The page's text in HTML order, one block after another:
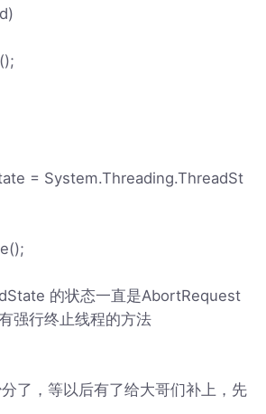
= System.Threading.ThreadSt
的状态一直是AbortRequest
强行终止线程的方法
了，等以后有了给大哥们补上，先